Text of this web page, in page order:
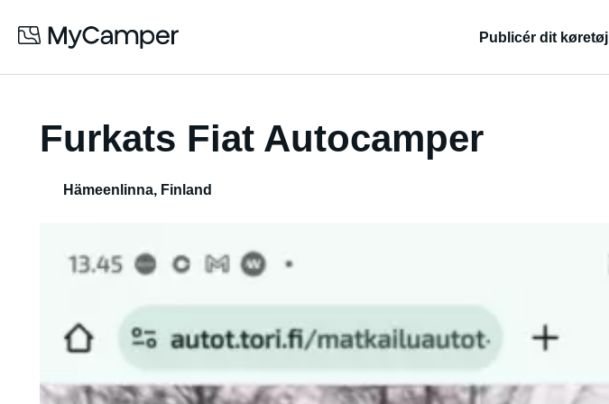
Publicér dit køretøj
Furkats Fiat Autocamper
Hämeenlinna, Finland